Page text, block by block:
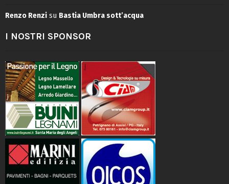
Renzo Renzi su Bastia Umbra sott’acqua
I NOSTRI SPONSOR